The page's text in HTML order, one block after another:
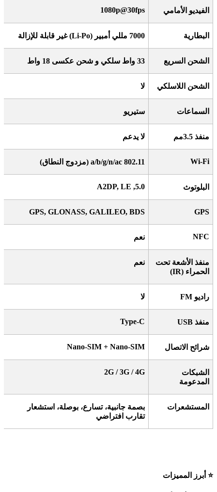
الفيديو الأمامي 1080p@30fps
البطارية 7000 مللي أمبير(Li-Po) غير قابلة للإزالة
الشحن السريع 33 واط سلكي و شحن عكسى 18 واط
الشحن اللاسلكي لا
السماعات ستيريو
منفذ 3.5مم لا يدعم
Wi-Fi
802.11 a/b/g/n/ac ( مزدوج النطاق)
البلوتوث 5.0, A2DP, LE
GPS
GPS, GLONASS, GALILEO, BDS
NFC نعم
منفذ الأشعة تحت
الحمراء(IR)
نعم
راديوFM لا
منفذUSB
Type-C
شرائح الاتصال Nano-SIM + Nano-SIM
الشبكات
المدعومة
2G / 3G / 4G
المستشعرات
بصمة جانبية، تسارع، بوصلة، استشعار
تقارب افتراضي
⭐ أبرز المميزات